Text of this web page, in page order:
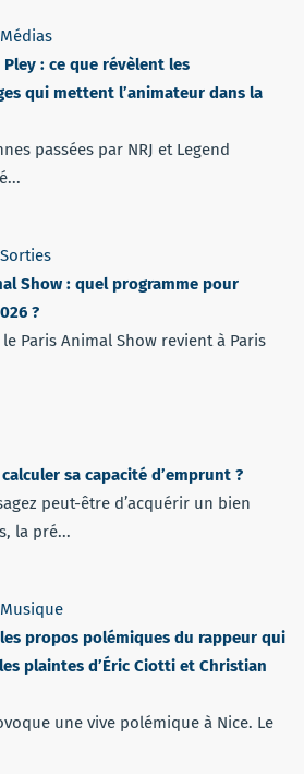
Médias
: ce que révèlent les
qui mettent l’animateur dans la
passées par NRJ et Legend
Sorties
Show : quel programme pour
?
le Paris Animal Show revient à Paris
sa capacité d’emprunt ?
peut-être d’acquérir un bien
la pré...
Musique
propos polémiques du rappeur qui
plaintes d’Éric Ciotti et Christian
une vive polémique à Nice. Le